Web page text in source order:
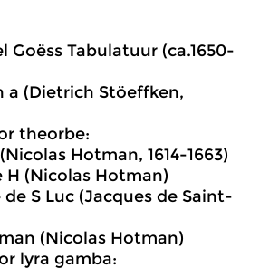
Goëss Tabulatuur (ca.1650-
a (Dietrich Stöeffken,
theorbe:
Hotman, 1614-1663)
H (Nicolas Hotman)
de S Luc (Jacques de Saint-
(Nicolas Hotman)
lyra gamba: